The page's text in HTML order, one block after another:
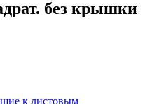
без крышки
к листовым